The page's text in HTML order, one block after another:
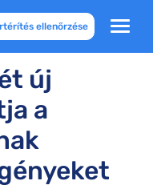
ellenőrzése
új
a